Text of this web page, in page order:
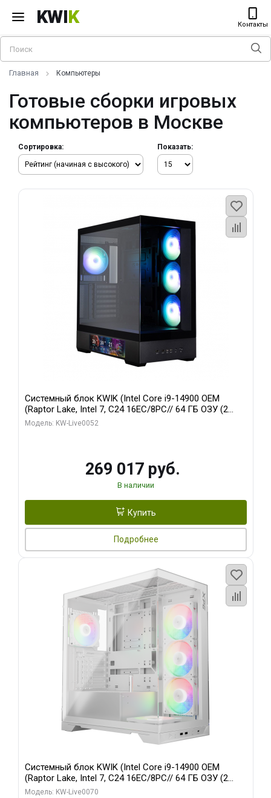
KWIK Контакты
Главная Компьютеры
Готовые сборки игровых
компьютеров в Москве
Сортировка: Показать:
Системный блок KWIK (Intel Core i9-14900 OEM
(Raptor Lake, Intel 7, C24 16EC/8PC// 64 ГБ ОЗУ (2
модуля)/ Palit RTX5080 GAMINGPRO OC 16GB GDDR7
Модель: KW-Live0052
269 017 руб.
В наличии
Купить
Подробнее
Системный блок KWIK (Intel Core i9-14900 OEM
(Raptor Lake, Intel 7, C24 16EC/8PC// 64 ГБ ОЗУ (2
модуля)/ Gigabyte RTX5080 XTREME WATERFORCE
Модель: KW-Live0070